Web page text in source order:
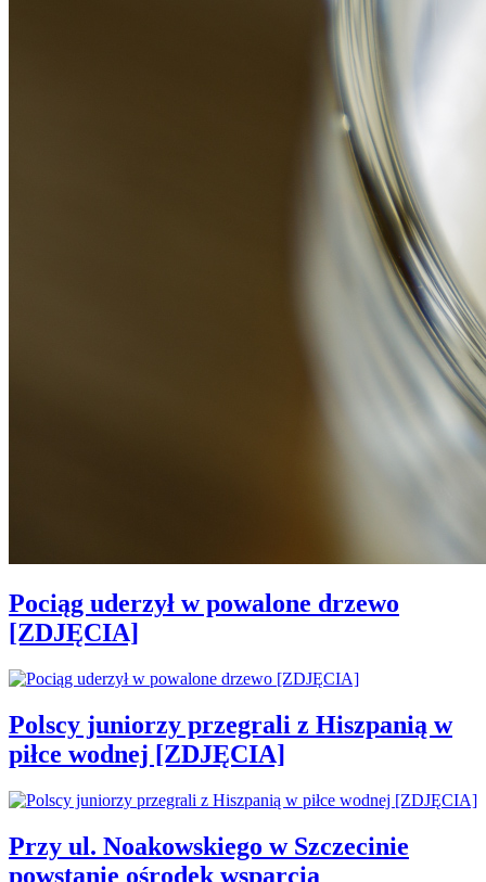
Pociąg uderzył w powalone drzewo
[ZDJĘCIA]
Polscy juniorzy przegrali z Hiszpanią w
piłce wodnej [ZDJĘCIA]
Przy ul. Noakowskiego w Szczecinie
powstanie ośrodek wsparcia